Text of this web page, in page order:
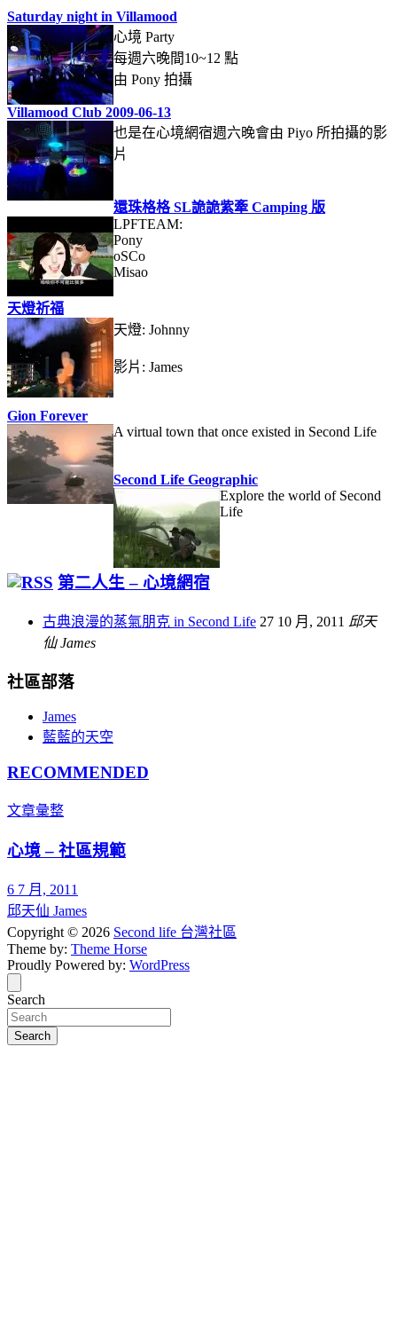
Saturday night in Villamood
心境 Party
每週六晚間10~12 點
由 Pony 拍攝
Villamood Club 2009-06-13
也是在心境網宿週六晚會由 Piyo 所拍攝的影
片
還珠格格 SL詭詭紫牽 Camping 版
LPFTEAM:
Pony
oSCo
Misao
天燈祈福
天燈: Johnny
影片: James
Gion Forever
A virtual town that once existed in Second Life
Second Life Geographic
Explore the world of Second
Life
第二人生 – 心境網宿
古典浪漫的蒸氣朋克 in Second Life 27 10 月, 2011 邱天
仙 James
社區部落
James
藍藍的天空
RECOMMENDED
文章彙整
心境 – 社區規範
6 7 月, 2011
邱天仙 James
Copyright © 2026 Second life 台灣社區
Theme by: Theme Horse
Proudly Powered by: WordPress
Search
Search